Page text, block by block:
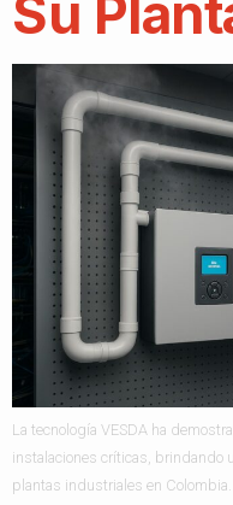
Su
La tecnología VESDA ha
instalaciones críticas, brindando
plantas industriales en Colombia.